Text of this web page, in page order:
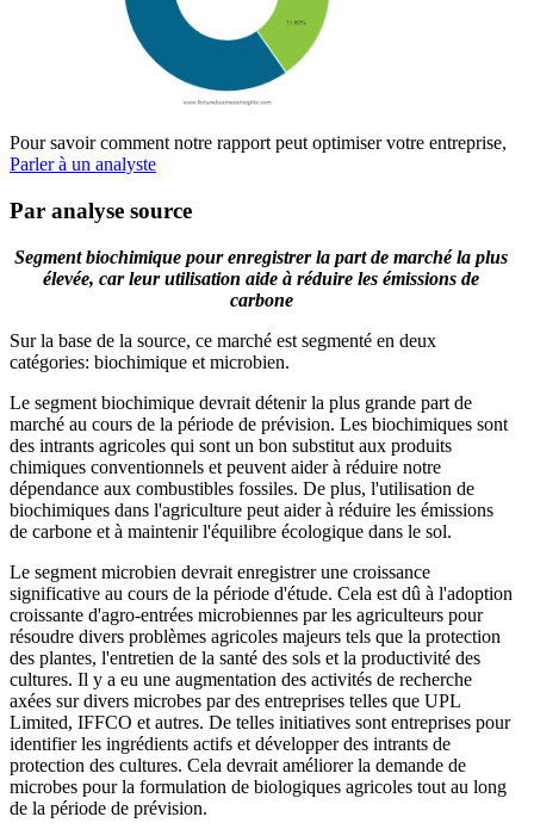
Pour savoir comment notre rapport peut optimiser votre entreprise,
Parler à un analyste
Par analyse source
Segment biochimique pour enregistrer la part de marché la plus
élevée, car leur utilisation aide à réduire les émissions de
carbone
Sur la base de la source, ce marché est segmenté en deux
catégories: biochimique et microbien.
Le segment biochimique devrait détenir la plus grande part de
marché au cours de la période de prévision. Les biochimiques sont
des intrants agricoles qui sont un bon substitut aux produits
chimiques conventionnels et peuvent aider à réduire notre
dépendance aux combustibles fossiles. De plus, l'utilisation de
biochimiques dans l'agriculture peut aider à réduire les émissions
de carbone et à maintenir l'équilibre écologique dans le sol.
Le segment microbien devrait enregistrer une croissance
significative au cours de la période d'étude. Cela est dû à l'adoption
croissante d'agro-entrées microbiennes par les agriculteurs pour
résoudre divers problèmes agricoles majeurs tels que la protection
des plantes, l'entretien de la santé des sols et la productivité des
cultures. Il y a eu une augmentation des activités de recherche
axées sur divers microbes par des entreprises telles que UPL
Limited, IFFCO et autres. De telles initiatives sont entreprises pour
identifier les ingrédients actifs et développer des intrants de
protection des cultures. Cela devrait améliorer la demande de
microbes pour la formulation de biologiques agricoles tout au long
de la période de prévision.